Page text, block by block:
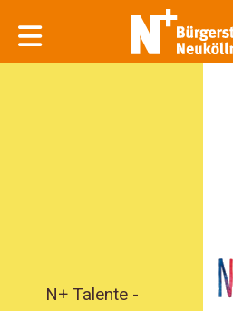
N+ Talente -